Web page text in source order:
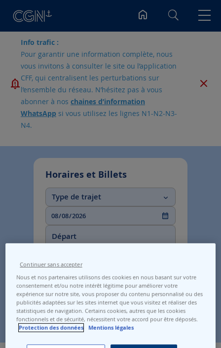
Info trafic :
Pour garantir une information complète, nous
vous invitons à consulter le site ou l’application
CFF, qui centralisent les perturbations sur
l’ensemble du réseau. N’hésitez pas à vous
abonner à nos chaines d’information
WhatsApp si vous utilisez les lignes N1-N2-N3-
N4.
Horaires et Billets
Type de trajet
Départ
Voir les horaires
N1-N2-N3-N4
Nous et nos partenaires utilisons des cookies en nous basant sur votre
consentement et/ou notre intérêt légitime pour améliorer votre
expérience sur notre site, vous proposer du contenu personnalisé ou des
publicités adaptées sur les sites internet que vous visitez et réaliser des
statistiques de navigation. Certains cookies, autres que les cookies
fonctionnels et de sécurité, nécessitent votre accord pour être déposés.
Protection des données Mentions légales
Continuer sans accepter